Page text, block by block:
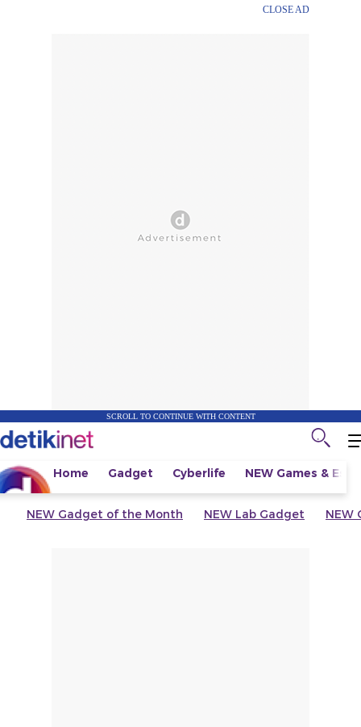
CLOSE AD
SCROLL TO CONTINUE WITH CONTENT
Home Gadget Cyberlife NEW Games &
NEW Gadget of the Month NEW Lab Gadget NEW